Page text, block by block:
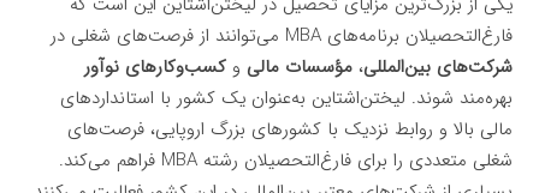
فارغ‌التحصیلان برنامه‌های MBA می‌توانند از فرصت‌های شغلی در
شرکت‌های بین‌المللی،مؤسسات مالی وکسب‌وکارهای نوآور
بهره‌مند شوند. لیختن‌اشتاین به‌عنوان یک کشور با استانداردهای
مالی بالا و روابط نزدیک با کشورهای بزرگ اروپایی، فرصت‌های
شغلی متعددی را برای فارغ‌التحصیلان رشته MBA فراهم می‌کند.